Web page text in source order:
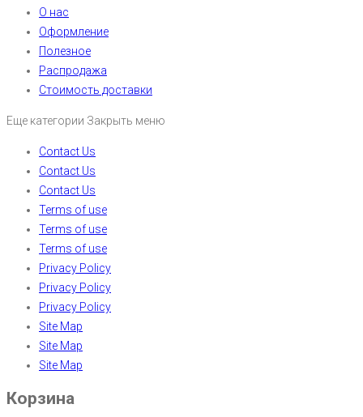
О нас
Оформление
Полезное
Распродажа
Стоимость доставки
Еще категории Закрыть меню
Contact Us
Contact Us
Contact Us
Terms of use
Terms of use
Terms of use
Privacy Policy
Privacy Policy
Privacy Policy
Site Map
Site Map
Site Map
Корзина